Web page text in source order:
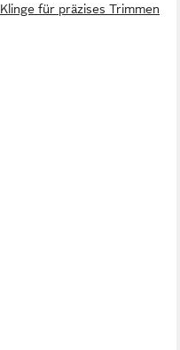
Klinge für präzises Trimmen